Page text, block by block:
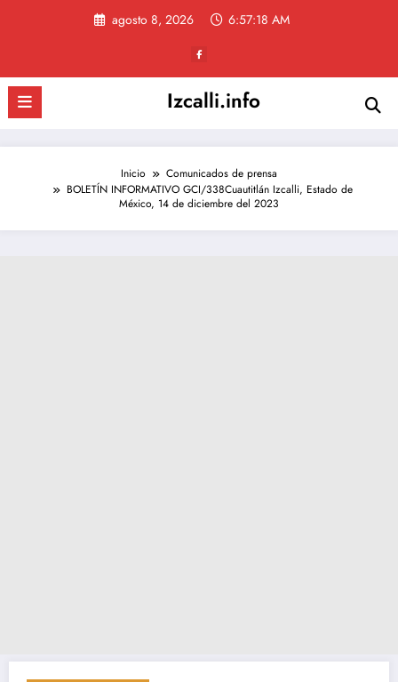
agosto 8, 2026 6:57:18 AM
Izcalli.info
Inicio
Comunicados de prensa
BOLETÍN INFORMATIVO GCI/338Cuautitlán Izcalli, Estado de
México, 14 de diciembre del 2023